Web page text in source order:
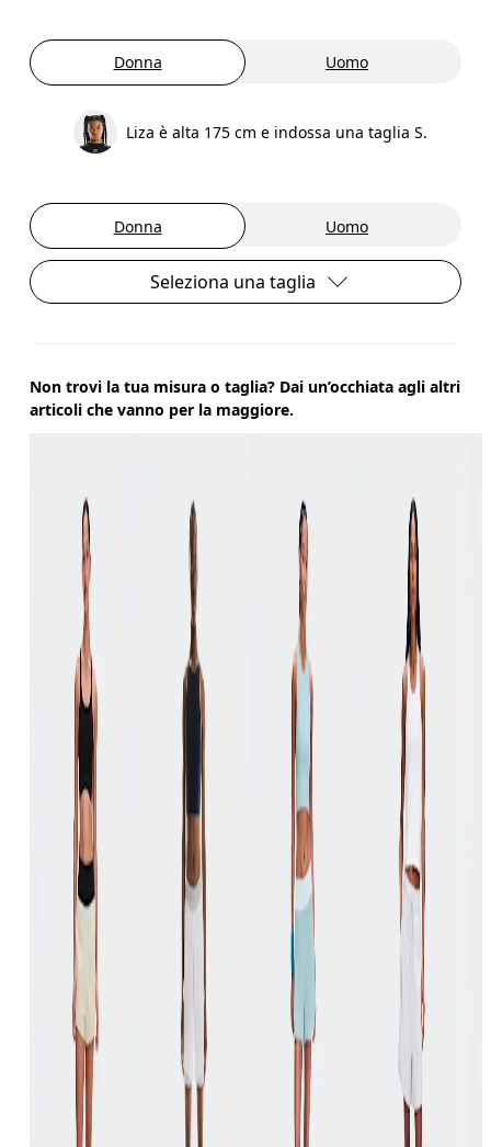
Donna Uomo
Liza è alta 175 cm e indossa una taglia S.
Donna Uomo
Seleziona una taglia
Non trovi la tua misura o taglia? Dai un’occhiata agli altri
articoli che vanno per la maggiore.